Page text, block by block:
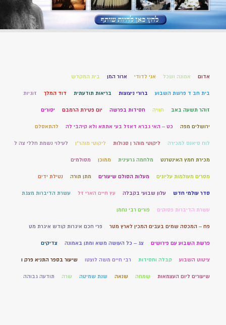
אדום אמונה ושכל אני לדודי ארור המן בית המקדש
בית חב ד פרשת השבוע ברורי ניצוצות בריאות תודעתית דוד המלך זוגיות
זוהר תשעה באב חוויה חסידות בפרשה יום פטירת הרמבם יסורים
ירושלים מפה כט – האי גברא דאזל בעי אתתא ולא קיהבי לה להתאסלם
לוח סיאנס למכירה ליקוטי מוהר ן סגולות ליקוטי מוהר"ן לעילוי נשמת חללי צה ל
מכירת חמץ האינטרנט מלחמה גרעינית ממוכן מסולמים
מסרים מעולמות עליונים מעלות הסולם שיעורים מתן תורה נטילת ידים
סדר עולמי חדש עלון שבועי בקבלה עץ חיים הארי זל עשרת הדיברות מצגת
עשרת הדיברות פסוקים פורים רבי נחמן
פח – המכסה שמים בעבים המכין לארץ מטר פרי חכם איגרות קודש איגרת מט
פרשת השבוע עם פירושים צג – כל העושה משא ומתן באמונה צדיקים
ציטוט השבוע קבלה וחסידות רבי חיים משה לוצטו שיעור בספר התניא פרק ו
שיעורים ליום העצמאות שמחה שנאה שנת שמיטה שרה תודעה גבוהה